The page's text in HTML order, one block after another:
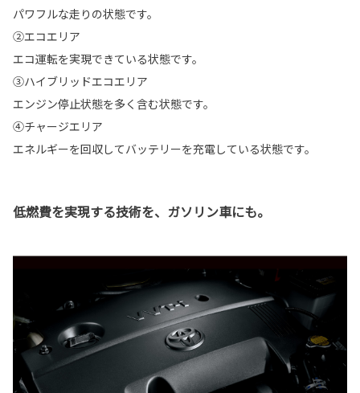
パワフルな走りの状態です。
②エコエリア
エコ運転を実現できている状態です。
③ハイブリッドエコエリア
エンジン停止状態を多く含む状態です。
④チャージエリア
エネルギーを回収してバッテリーを充電している状態です。
低燃費を実現する技術を、ガソリン車にも。